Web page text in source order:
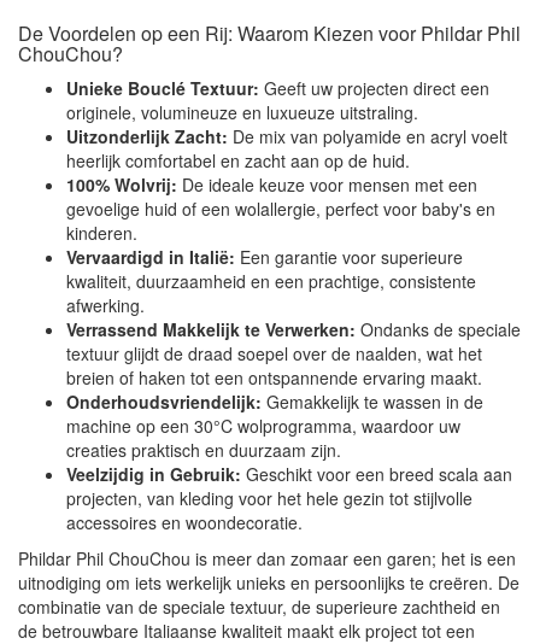
De Voordelen op een Rij: Waarom Kiezen voor Phildar Phil
ChouChou?
Unieke Bouclé Textuur: Geeft uw projecten direct een
originele, volumineuze en luxueuze uitstraling.
Uitzonderlijk Zacht: De mix van polyamide en acryl voelt
heerlijk comfortabel en zacht aan op de huid.
100% Wolvrij: De ideale keuze voor mensen met een
gevoelige huid of een wolallergie, perfect voor baby's en
kinderen.
Vervaardigd in Italië: Een garantie voor superieure
kwaliteit, duurzaamheid en een prachtige, consistente
afwerking.
Verrassend Makkelijk te Verwerken: Ondanks de speciale
textuur glijdt de draad soepel over de naalden, wat het
breien of haken tot een ontspannende ervaring maakt.
Onderhoudsvriendelijk: Gemakkelijk te wassen in de
machine op een 30°C wolprogramma, waardoor uw
creaties praktisch en duurzaam zijn.
Veelzijdig in Gebruik: Geschikt voor een breed scala aan
projecten, van kleding voor het hele gezin tot stijlvolle
accessoires en woondecoratie.
Phildar Phil ChouChou is meer dan zomaar een garen; het is een
uitnodiging om iets werkelijk unieks en persoonlijks te creëren. De
combinatie van de speciale textuur, de superieure zachtheid en
de betrouwbare Italiaanse kwaliteit maakt elk project tot een